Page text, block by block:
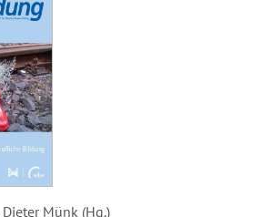
Münk (Hg.)